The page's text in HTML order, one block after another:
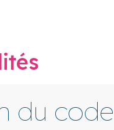
du code